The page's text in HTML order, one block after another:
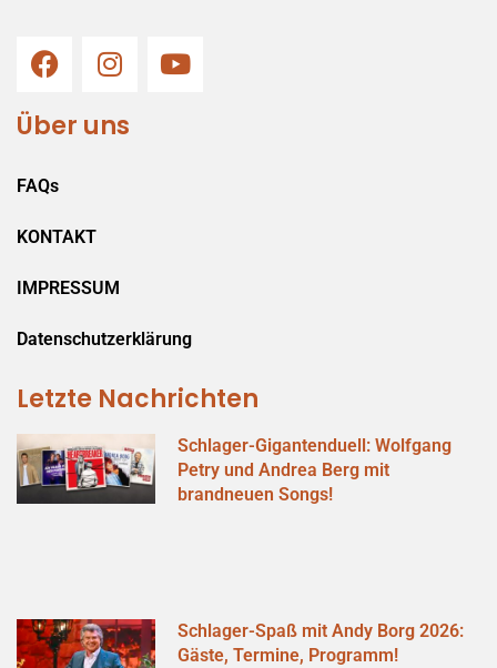
Über uns
FAQs
KONTAKT
IMPRESSUM
Datenschutzerklärung
Letzte Nachrichten
Schlager-Gigantenduell: Wolfgang
Petry und Andrea Berg mit
brandneuen Songs!
Schlager-Spaß mit Andy Borg 2026:
Gäste, Termine, Programm!